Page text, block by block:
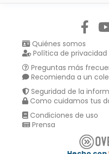
Quiénes somos
Política de privacidad
Preguntas más
Recomienda a un
Seguridad de la
Como cuidamos tus
Condiciones de uso
Prensa